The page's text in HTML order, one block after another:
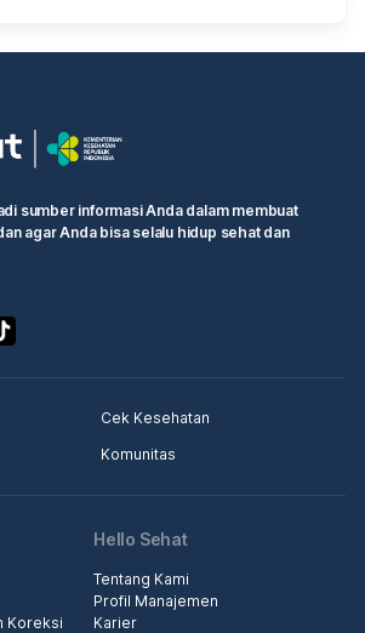
sumber informasi Anda dalam membuat
agar Anda bisa selalu hidup sehat dan
Cek Kesehatan
Komunitas
Koreksi
Hello Sehat
Tentang Kami
Profil Manajemen
Karier